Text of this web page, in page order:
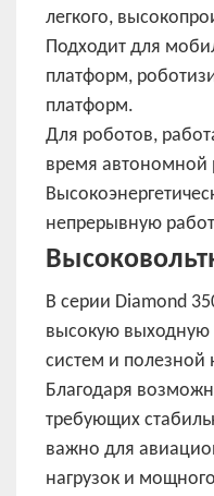
легкого,
Подходит для
платформ,
платформ.
Для роботов,
время автономной
непрерывную
В серии Diamond
высокую выходную
систем и полезной
Благодаря
требующих
важно для
нагрузок и